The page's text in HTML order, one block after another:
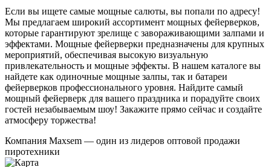
Если вы ищете самые мощные салюты, вы попали по адресу!
Мы предлагаем широкий ассортимент мощных фейерверков,
которые гарантируют зрелище с завораживающими залпами и
эффектами. Мощные фейерверки предназначены для крупных
мероприятий, обеспечивая высокую визуальную
привлекательность и мощные эффекты. В нашем каталоге вы
найдете как одиночные мощные залпы, так и батареи
фейерверков профессионального уровня. Найдите самый
мощный фейерверк для вашего праздника и порадуйте своих
гостей незабываемым шоу! Закажите прямо сейчас и создайте
атмосферу торжества!
Компания Maxsem — один из лидеров оптовой продажи
пиротехники